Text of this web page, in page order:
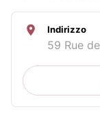
Indirizzo
59 Rue